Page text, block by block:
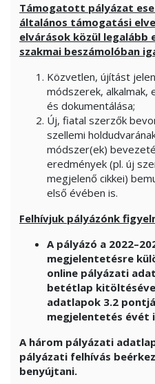
Támogatott pályázat
általános támogatási
elvárások közül legalább
szakmai beszámolóban
Közvetlen, újítást
módszerek, alkalmak,
és dokumentálása;
Új, fiatal szerzők
szellemi
módszer(ek)
eredmények (pl. új
megjelenő cikkei)
első évében is.
Felhívjuk pályázónk
A pályázó a
megjelentetésre
online pályázati
betétlap
adatlapok 3.2
megjelentetés évét
A három pályázati
pályázati felhívás
benyújtani.